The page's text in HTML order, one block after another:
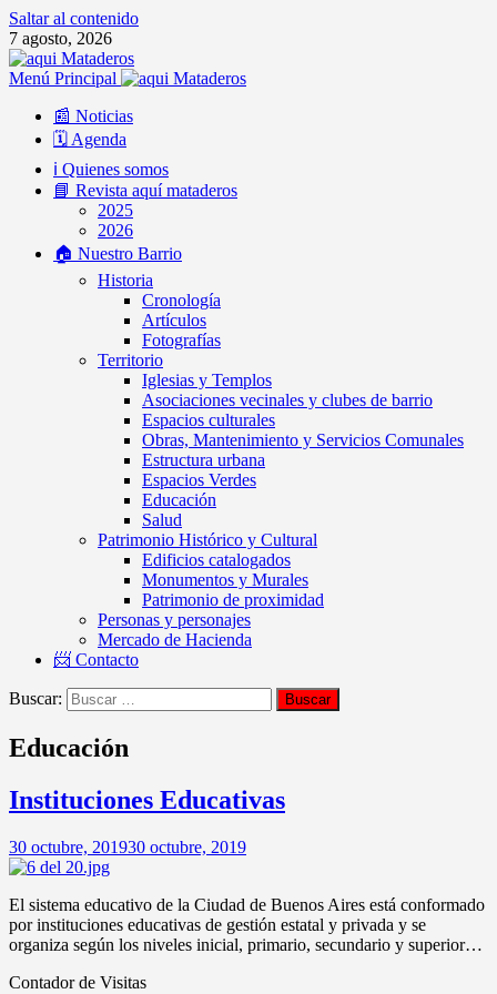
Saltar al contenido
7 agosto, 2026
Menú Principal
📰 Noticias
🗓️ Agenda
ℹ️ Quienes somos
📘 Revista aquí mataderos
2025
2026
🏠 Nuestro Barrio
Historia
Cronología
Artículos
Fotografías
Territorio
Iglesias y Templos
Asociaciones vecinales y clubes de barrio
Espacios culturales
Obras, Mantenimiento y Servicios Comunales
Estructura urbana
Espacios Verdes
Educación
Salud
Patrimonio Histórico y Cultural
Edificios catalogados
Monumentos y Murales
Patrimonio de proximidad
Personas y personajes
Mercado de Hacienda
📨 Contacto
Buscar:
Educación
Instituciones Educativas
30 octubre, 201930 octubre, 2019
El sistema educativo de la Ciudad de Buenos Aires está conformado
por instituciones educativas de gestión estatal y privada y se
organiza según los niveles inicial, primario, secundario y superior…
Contador de Visitas